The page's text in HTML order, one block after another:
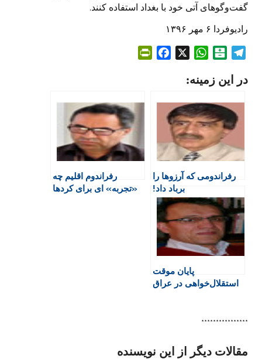
گفت‌وگوهای آتی خود با بغداد استفاده کنند.
رادیوفردا ۶ مهر ۱۳۹۶
l
g
r
a
m
t
a
r
i
n
W
a
s
A
p
p
F
i
e
d
در این زمینه:
رفراندومی که آرزوها را
برباد داد!
رفراندوم اقلیم چه
«تجربه» ای برای کردها
پایان موقت
استقلال‌خواهی در عراق
****************
مقالات دیگر از این نویسنده